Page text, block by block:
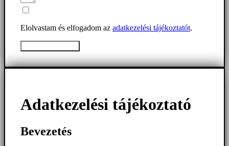
Elolvastam és elfogadom az adatkezelési tájékoztatót.
Adatkezelési tájékoztató
Bevezetés